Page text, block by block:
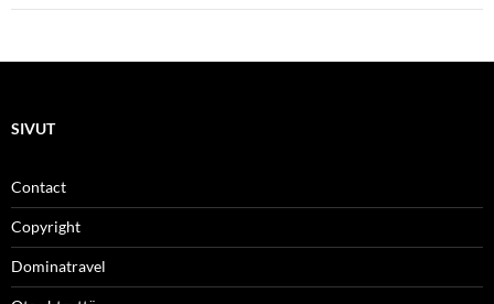
SIVUT
Contact
Copyright
Dominatravel